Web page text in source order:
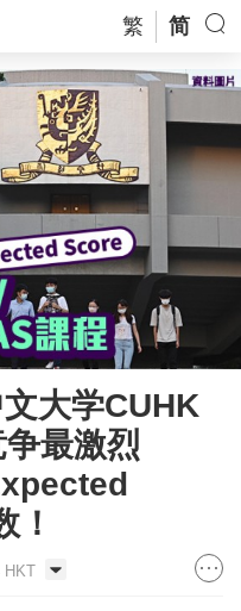
繁 简
大学CUHK
最激烈
！
HKT